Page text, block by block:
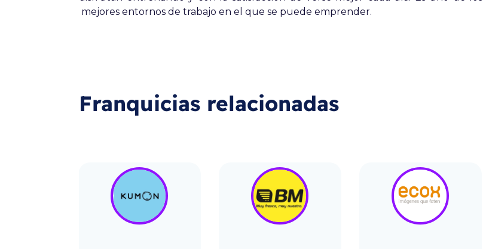
mejores entornos de trabajo en el que se puede emprender.
Franquicias relacionadas